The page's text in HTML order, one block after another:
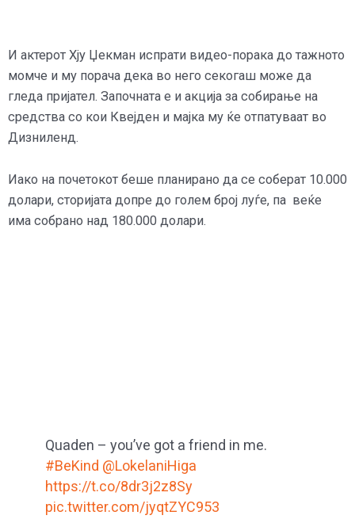
И актерот Хју Џекман испрати видео-порака до тажното
момче и му порача дека во него секогаш може да
гледа пријател. Започната е и акција за собирање на
средства со кои Квејден и мајка му ќе отпатуваат во
Дизниленд.
Иако на почетокот беше планирано да се соберат 10.000
долари, сторијата допре до голем број луѓе, па веќе
има собрано над 180.000 долари.
Quaden – you’ve got a friend in me.
#BeKind @LokelaniHiga
https://t.co/8dr3j2z8Sy
pic.twitter.com/jyqtZYC953